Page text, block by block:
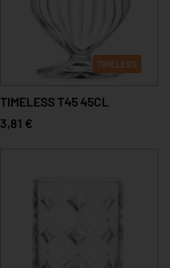
TIMELESS
TIMELESS T45 45CL
3,81 €